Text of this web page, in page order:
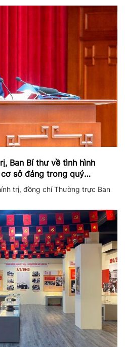
Ban Bí thư về tình hình
sở đảng trong quý
trị, đồng chí Thường trực Ban